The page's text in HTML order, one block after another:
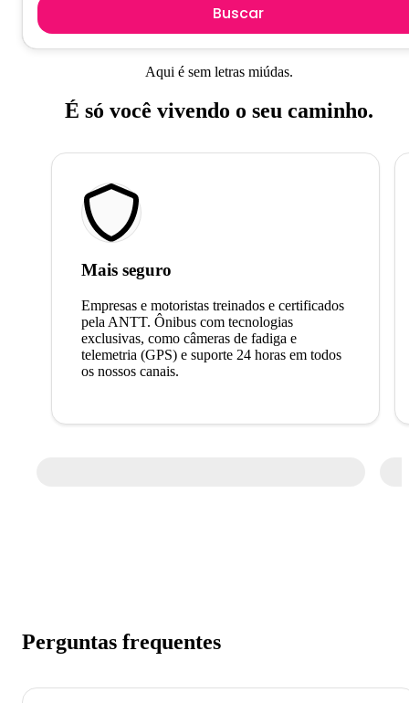
Buscar
Aqui é sem letras miúdas.
É só você vivendo o seu caminho.
Mais seguro
Empresas e motoristas treinados e certificados
pela ANTT. Ônibus com tecnologias
exclusivas, como câmeras de fadiga e
telemetria (GPS) e suporte 24 horas em todos
os nossos canais.
Perguntas frequentes